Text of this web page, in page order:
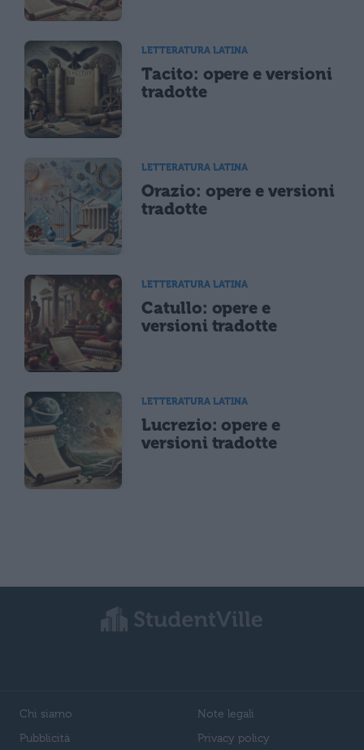
LETTERATURA LATINA
Tacito: opere e versioni
tradotte
LETTERATURA LATINA
Orazio: opere e versioni
tradotte
LETTERATURA LATINA
Catullo: opere e
versioni tradotte
LETTERATURA LATINA
Lucrezio: opere e
versioni tradotte
Chi siamo
Pubblicità
Note legali
Privacy policy